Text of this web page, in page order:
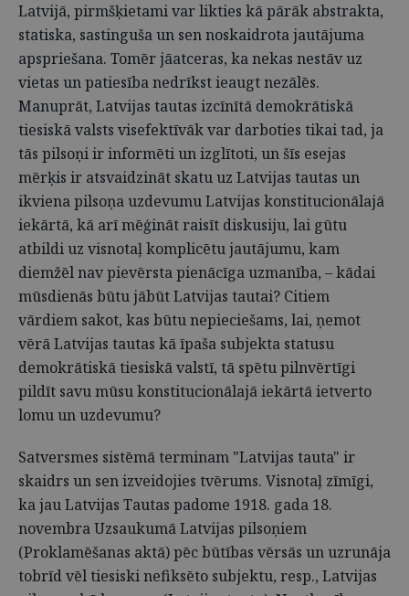
Latvijā, pirmšķietami var likties kā pārāk abstrakta,
statiska, sastinguša un sen noskaidrota jautājuma
apspriešana. Tomēr jāatceras, ka nekas nestāv uz
vietas un patiesība nedrīkst ieaugt nezālēs.
Manuprāt, Latvijas tautas izcīnītā demokrātiskā
tiesiskā valsts visefektīvāk var darboties tikai tad, ja
tās pilsoņi ir informēti un izglītoti, un šīs esejas
mērķis ir atsvaidzināt skatu uz Latvijas tautas un
ikviena pilsoņa uzdevumu Latvijas konstitucionālajā
iekārtā, kā arī mēģināt raisīt diskusiju, lai gūtu
atbildi uz visnotaļ komplicētu jautājumu, kam
diemžēl nav pievērsta pienācīga uzmanība, – kādai
mūsdienās būtu jābūt Latvijas tautai? Citiem
vārdiem sakot, kas būtu nepieciešams, lai, ņemot
vērā Latvijas tautas kā īpaša subjekta statusu
demokrātiskā tiesiskā valstī, tā spētu pilnvērtīgi
pildīt savu mūsu konstitucionālajā iekārtā ietverto
lomu un uzdevumu?
Satversmes sistēmā terminam "Latvijas tauta" ir
skaidrs un sen izveidojies tvērums. Visnotaļ zīmīgi,
ka jau Latvijas Tautas padome 1918. gada 18.
novembra Uzsaukumā Latvijas pilsoņiem
(Proklamēšanas aktā) pēc būtības vērsās un uzrunāja
tobrīd vēl tiesiski nefiksēto subjektu, resp., Latvijas